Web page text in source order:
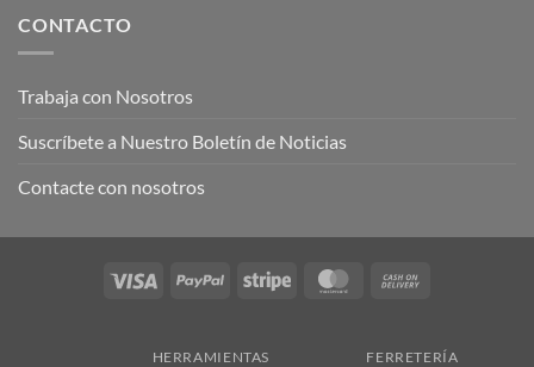
CONTACTO
Trabaja con Nosotros
Suscríbete a Nuestro Boletín de Noticias
Contacte con nosotros
Visa PayPal Stripe MasterCard
HERRAMIENTAS FERRETERÍA